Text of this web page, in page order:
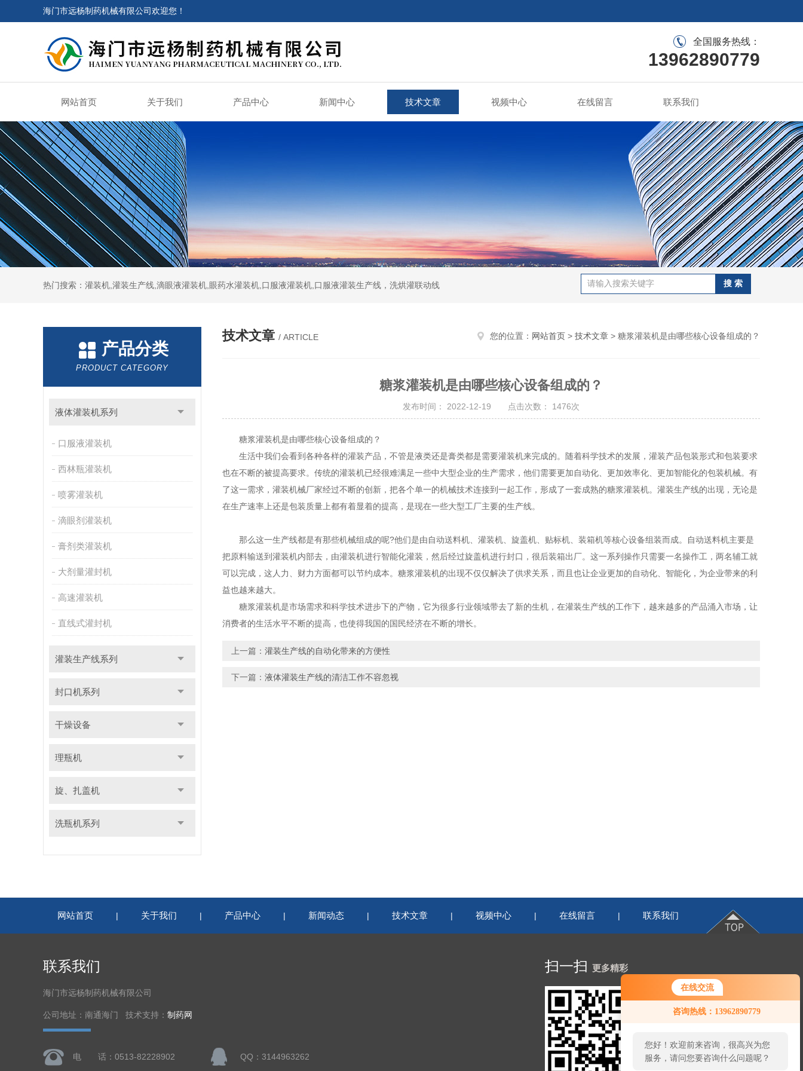
在线交流
咨询热线：13962890779
您好！欢迎前来咨询，很高兴为您
服务，请问您要咨询什么问题呢？
海门市远杨制药机械有限公司欢迎您！
全国服务热线：
13962890779
网站首页 关于我们 产品中心 新闻中心 技术文章 视频中心 在线留言 联系我们
热门搜索：灌装机,灌装生产线,滴眼液灌装机,眼药水灌装机,口服液灌装机,口服液灌装生产线，洗烘灌联动线
产品分类
PRODUCT CATEGORY
液体灌装机系列
口服液灌装机
西林瓶灌装机
喷雾灌装机
滴眼剂灌装机
膏剂类灌装机
大剂量灌封机
高速灌装机
直线式灌封机
灌装生产线系列
封口机系列
干燥设备
理瓶机
旋、扎盖机
洗瓶机系列
技术文章 / ARTICLE 您的位置： 网站首页 > 技术文章 > 糖浆灌装机是由哪些核心设备组成的？
糖浆灌装机是由哪些核心设备组成的？
发布时间： 2022-12-19 点击次数： 1476次
糖浆灌装机是由哪些核心设备组成的？
生活中我们会看到各种各样的灌装产品，不管是液类还是膏类都是需要灌装机来完成的。随着科学技术的发展，灌装产品包装形式和包装要求
也在不断的被提高要求。传统的灌装机已经很难满足一些中大型企业的生产需求，他们需要更加自动化、更加效率化、更加智能化的包装机械。有
了这一需求，灌装机械厂家经过不断的创新，把各个单一的机械技术连接到一起工作，形成了一套成熟的糖浆灌装机。灌装生产线的出现，无论是
在生产速率上还是包装质量上都有着显着的提高，是现在一些大型工厂主要的生产线。
那么这一生产线都是有那些机械组成的呢?他们是由自动送料机、灌装机、旋盖机、贴标机、装箱机等核心设备组装而成。自动送料机主要是
把原料输送到灌装机内部去，由灌装机进行智能化灌装，然后经过旋盖机进行封口，很后装箱出厂。这一系列操作只需要一名操作工，两名辅工就
可以完成，这人力、财力方面都可以节约成本。糖浆灌装机的出现不仅仅解决了供求关系，而且也让企业更加的自动化、智能化，为企业带来的利
益也越来越大。
糖浆灌装机是市场需求和科学技术进步下的产物，它为很多行业领域带去了新的生机，在灌装生产线的工作下，越来越多的产品涌入市场，让
消费者的生活水平不断的提高，也使得我国的国民经济在不断的增长。
上一篇： 灌装生产线的自动化带来的方便性
下一篇： 液体灌装生产线的清洁工作不容忽视
网站首页 | 关于我们 | 产品中心 | 新闻动态 | 技术文章 | 视频中心 | 在线留言 | 联系我们
联系我们
海门市远杨制药机械有限公司
公司地址：南通海门 技术支持： 制药网
电 话：0513-82228902 QQ：3144963262
扫一扫 更多精彩